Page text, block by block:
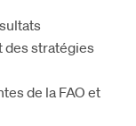
des stratégies
de la FAO et